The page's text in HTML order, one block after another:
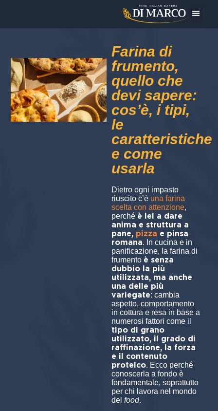
Farina di
frumento,
quello che
devi sapere:
cos’è, i tipi,
le
caratteristiche
e come
usarla
Dietro ogni impasto
riuscito c’è una farina
scelta con attenzione,
perché è lei a dare
anima e struttura a
pane, pizza e pinsa
romana. In cucina e in
panificazione, la farina di
frumento è senza
dubbio la più
utilizzata, ma anche
una delle più
variegate: cambia
aspetto, comportamento
in cottura e resa in base a
numerosi fattori come il
tipo di grano
utilizzato, il grado di
raffinazione, la forza
e il contenuto
proteico. Ecco perché
conoscerla a fondo è
fondamentale, soprattutto
per chi lavora nel mondo
del food.